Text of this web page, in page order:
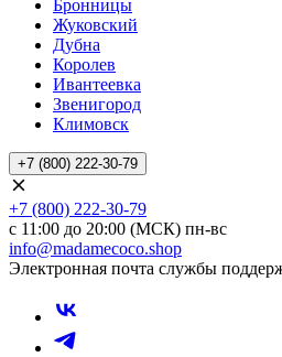
Бронницы
Жуковский
Дубна
Королев
Ивантеевка
Звенигород
Климовск
+7 (800) 222-30-79
+7 (800) 222-30-79
с 11:00 до 20:00 (МСК) пн-вс
info@madamecoco.shop
Электронная почта службы